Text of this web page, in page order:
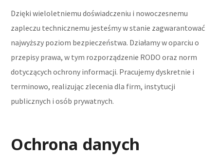
Dzięki wieloletniemu doświadczeniu i nowoczesnemu
zapleczu technicznemu jesteśmy w stanie zagwarantować
najwyższy poziom bezpieczeństwa. Działamy w oparciu o
przepisy prawa, w tym rozporządzenie RODO oraz norm
dotyczących ochrony informacji. Pracujemy dyskretnie i
terminowo, realizując zlecenia dla firm, instytucji
publicznych i osób prywatnych.
Ochrona danych